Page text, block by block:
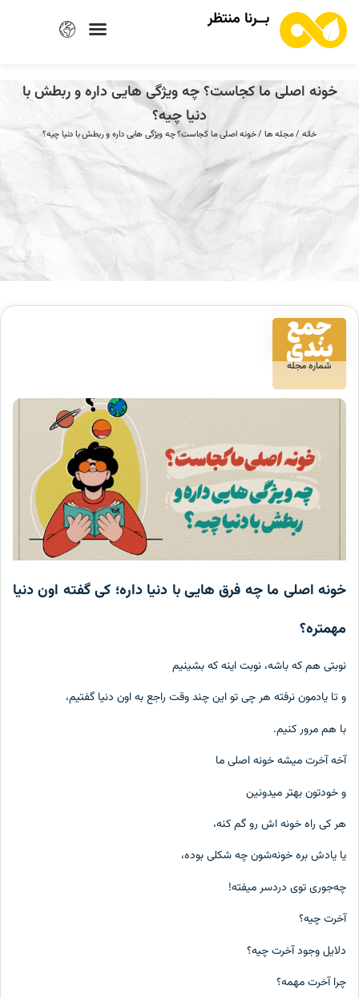
بــرنا منتظر
خونه اصلی ما کجاست؟ چه ویژگی هایی داره و ربطش با
دنیا چیه؟
خانه /مجله ها / خونه اصلی ما کجاست؟ چه ویژگی هایی داره و ربطش با دنیا چیه؟
جمع
بندی
شماره مجله
خونه اصلی ما چه فرق هایی با دنیا داره؛ کی گفته اون دنیا
مهمتره؟
نوبتی هم که باشه، نوبت اینه که بشینیم
و تا یادمون نرفته هر چی تو این چند وقت راجع به اون دنیا گفتیم،
با هم مرور کنیم.
آخه آخرت میشه خونه اصلی ما
و خودتون بهتر میدونین
هر کی راه خونه اش رو گم کنه،
یا یادش بره خونه‌شون چه شکلی بوده،
چه‌جوری توی دردسر میفته!
آخرت چیه؟
دلایل وجود آخرت چیه؟
چرا آخرت مهمه؟